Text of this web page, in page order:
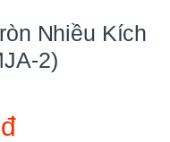
Nhiều Kích
2)